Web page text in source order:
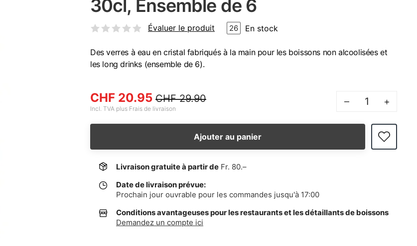
30cl, Ensemble de 6
Évaluer le produit 26 En stock
Des verres à eau en cristal fabriqués à la main pour les boissons non alcoolisées et
les long drinks (ensemble de 6).
CHF 20.95 CHF 29.90
Incl. TVA plus Frais de livraison
– +
Ajouter au panier
Livraison gratuite à partir de Fr. 80.–
Date de livraison prévue:
Prochain jour ouvrable pour les commandes jusqu'à 17:00
Conditions avantageuses pour les restaurants et les détaillants de boissons
Demandez un compte ici